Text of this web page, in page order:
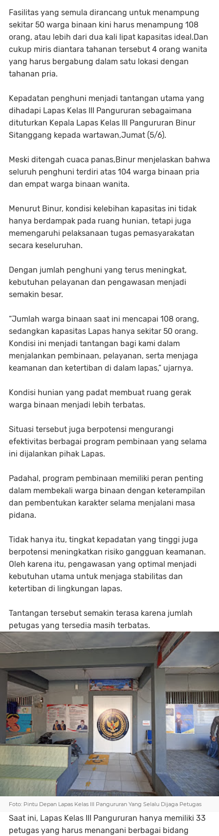
Fasilitas yang semula dirancang untuk menampung
sekitar 50 warga binaan kini harus menampung 108
orang, atau lebih dari dua kali lipat kapasitas ideal.Dan
cukup miris diantara tahanan tersebut 4 orang wanita
yang harus bergabung dalam satu lokasi dengan
tahanan pria.
Kepadatan penghuni menjadi tantangan utama yang
dihadapi Lapas Kelas III Pangururan sebagaimana
dituturkan Kepala Lapas Kelas III Pangururan Binur
Sitanggang kepada wartawan,Jumat (5/6).
Meski ditengah cuaca panas,Binur menjelaskan bahwa
seluruh penghuni terdiri atas 104 warga binaan pria
dan empat warga binaan wanita.
Menurut Binur, kondisi kelebihan kapasitas ini tidak
hanya berdampak pada ruang hunian, tetapi juga
memengaruhi pelaksanaan tugas pemasyarakatan
secara keseluruhan.
Dengan jumlah penghuni yang terus meningkat,
kebutuhan pelayanan dan pengawasan menjadi
semakin besar.
“Jumlah warga binaan saat ini mencapai 108 orang,
sedangkan kapasitas Lapas hanya sekitar 50 orang.
Kondisi ini menjadi tantangan bagi kami dalam
menjalankan pembinaan, pelayanan, serta menjaga
keamanan dan ketertiban di dalam lapas,” ujarnya.
Kondisi hunian yang padat membuat ruang gerak
warga binaan menjadi lebih terbatas.
Situasi tersebut juga berpotensi mengurangi
efektivitas berbagai program pembinaan yang selama
ini dijalankan pihak Lapas.
Padahal, program pembinaan memiliki peran penting
dalam membekali warga binaan dengan keterampilan
dan pembentukan karakter selama menjalani masa
pidana.
Tidak hanya itu, tingkat kepadatan yang tinggi juga
berpotensi meningkatkan risiko gangguan keamanan.
Oleh karena itu, pengawasan yang optimal menjadi
kebutuhan utama untuk menjaga stabilitas dan
ketertiban di lingkungan lapas.
Tantangan tersebut semakin terasa karena jumlah
petugas yang tersedia masih terbatas.
Foto: Pintu Depan Lapas Kelas III Pangururan Yang Selalu Dijaga Petugas
Saat ini, Lapas Kelas III Pangururan hanya memiliki 33
petugas yang harus menangani berbagai bidang